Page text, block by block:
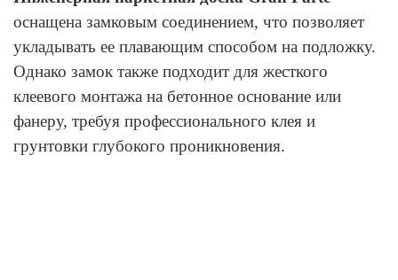
оснащена замковым соединением, что позволяет
укладывать ее плавающим способом на подложку.
Однако замок также подходит для жесткого
клеевого монтажа на бетонное основание или
фанеру, требуя профессионального клея и
грунтовки глубокого проникновения.